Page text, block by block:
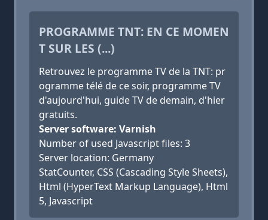
PROGRAMME TNT: EN CE MOMEN
T SUR LES (...)
Retrouvez le programme TV de la TNT: pr
ogramme télé de ce soir, programme TV
d'aujourd'hui, guide TV de demain, d'hier
gratuits.
Server software: Varnish
Number of used Javascript files: 3
Server location: Germany
StatCounter, CSS (Cascading Style Sheets),
Html (HyperText Markup Language), Html
5, Javascript